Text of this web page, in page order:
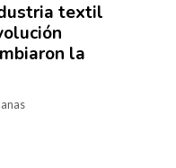
textil
la